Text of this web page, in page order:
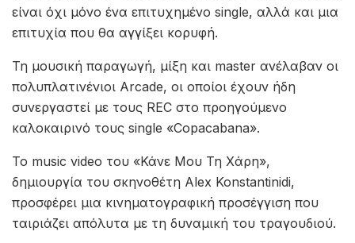
είναι όχι μόνο ένα επιτυχημένο single, αλλά και μια
επιτυχία που θα αγγίξει κορυφή.
Τη μουσική παραγωγή, μίξη και master ανέλαβαν οι
πολυπλατινένιοι Arcade, οι οποίοι έχουν ήδη
συνεργαστεί με τους REC στο προηγούμενο
καλοκαιρινό τους single «Copacabana».
Το music video του «Κάνε Μου Τη Χάρη»,
δημιουργία του σκηνοθέτη Alex Konstantinidi,
προσφέρει μια κινηματογραφική προσέγγιση που
ταιριάζει απόλυτα με τη δυναμική του τραγουδιού.